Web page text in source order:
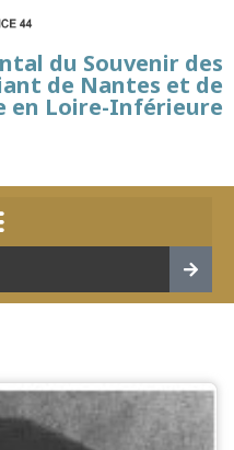
du Souvenir des
de Nantes et de
en Loire-Inférieure